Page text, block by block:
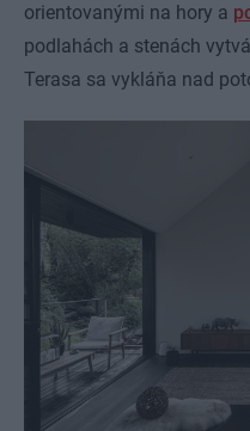
orientovanými na hory a
podlahách a stenách
Terasa sa vykláňa nad